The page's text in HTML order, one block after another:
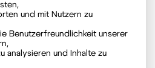
und mit Nutzern zu
Benutzerfreundlichkeit unserer
analysieren und Inhalte zu